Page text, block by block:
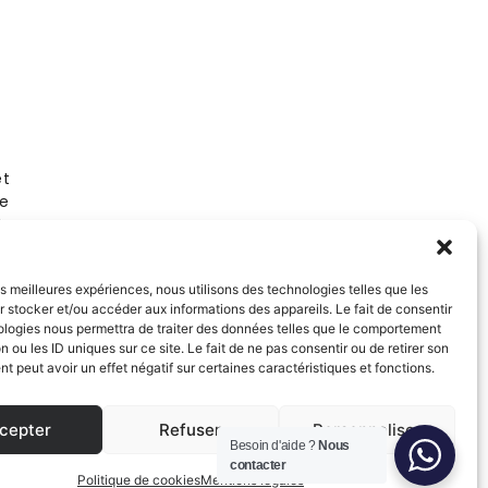
meilleures expériences, nous utilisons des technologies telles que les
stocker et/ou accéder aux informations des appareils. Le fait de consentir
nous permettra de traiter des données telles que le comportement
ou les ID uniques sur ce site. Le fait de ne pas consentir ou de retirer son
peut avoir un effet négatif sur certaines caractéristiques et fonctions.
Refuser Personnaliser
Politique de cookiesMentions légales
Instagram
Facebook
Pinterest
LinkedIn
Besoin d'aide ? Nous
contacter